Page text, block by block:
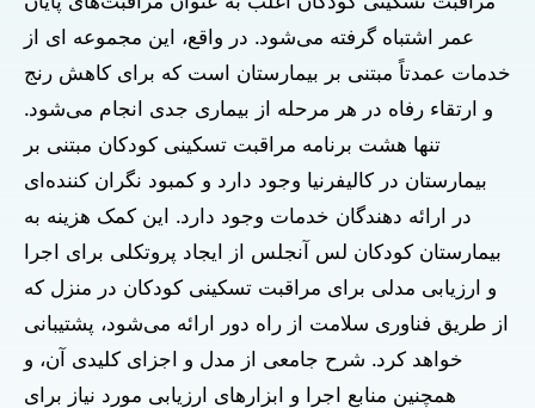
عمر اشتباه گرفته می‌شود. در واقع، این مجموعه ای از
خدمات عمدتاً مبتنی بر بیمارستان است که برای کاهش رنج
و ارتقاء رفاه در هر مرحله از بیماری جدی انجام می‌شود.
تنها هشت برنامه مراقبت تسکینی کودکان مبتنی بر
بیمارستان در کالیفرنیا وجود دارد و کمبود نگران کننده‌ای
در ارائه دهندگان خدمات وجود دارد. این کمک هزینه به
بیمارستان کودکان لس آنجلس از ایجاد پروتکلی برای اجرا
و ارزیابی مدلی برای مراقبت تسکینی کودکان در منزل که
از طریق فناوری سلامت از راه دور ارائه می‌شود، پشتیبانی
خواهد کرد. شرح جامعی از مدل و اجزای کلیدی آن، و
همچنین منابع اجرا و ابزارهای ارزیابی مورد نیاز برای